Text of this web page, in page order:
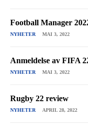
Football Manager
NYHETER MAI 3, 2022
Anmeldelse av FIFA
NYHETER MAI 3, 2022
Rugby 22 review
NYHETER APRIL 28, 2022